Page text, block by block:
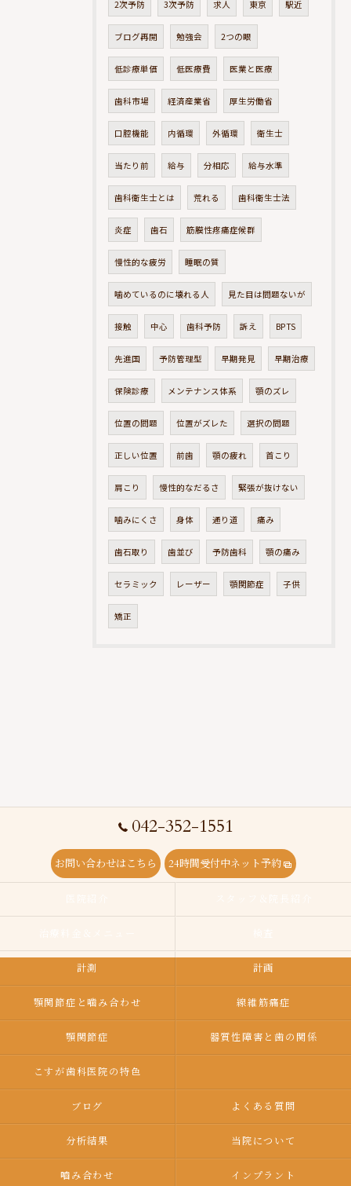
2次予防 3次予防 求人 東京 駅近
ブログ再開 勉強会 2つの眼
低診療単価 低医療費 医業と医療
歯科市場 経済産業省 厚生労働省
口腔機能 内循環 外循環 衛生士
当たり前 給与 分相応 給与水準
歯科衛生士とは 荒れる 歯科衛生士法
炎症 歯石 筋膜性疼痛症候群
慢性的な疲労 睡眠の質
噛めているのに壊れる人 見た目は問題ないが
接触 中心 歯科予防 訴え BPTS
先進国 予防管理型 早期発見 早期治療
保険診療 メンテナンス体系 顎のズレ
位置の問題 位置がズレた 選択の問題
正しい位置 前歯 顎の疲れ 首こり
肩こり 慢性的なだるさ 緊張が抜けない
噛みにくさ 身体 通り道 痛み
歯石取り 歯並び 予防歯科 顎の痛み
セラミック レーザー 顎関節症 子供
矯正
042-352-1551
お問い合わせはこちら 24時間受付中ネット予約
計測 計画
顎関節症と噛み合わせ 線維筋痛症
顎関節症 器質性障害と歯の関係
こすが歯科医院の特色
ブログ よくある質問
分析結果 当院について
嚙み合わせ インプラント